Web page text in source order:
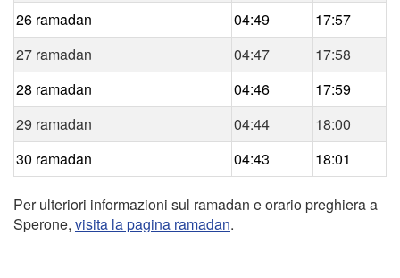
26 ramadan
04:49
17:57
27 ramadan
04:47
17:58
28 ramadan
04:46
17:59
29 ramadan
04:44
18:00
30 ramadan
04:43 18:01
Per ulteriori informazioni sul ramadan e orario preghiera a
Sperone, visita la pagina ramadan.